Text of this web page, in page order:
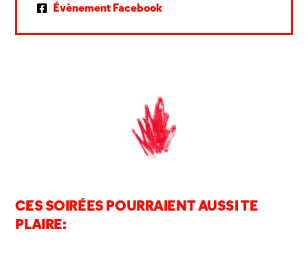
Évènement Facebook
CES SOIRÉES POURRAIENT AUSSI TE
PLAIRE: